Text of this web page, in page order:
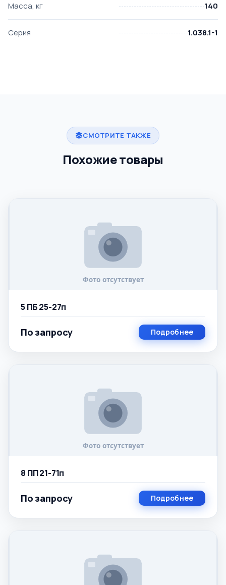
Масса, кг 140
Серия 1.038.1-1
СМОТРИТЕ ТАКЖЕ
Похожие товары
5 ПБ 25-27п
По запросу Подробнее
8 ПП 21-71п
По запросу Подробнее